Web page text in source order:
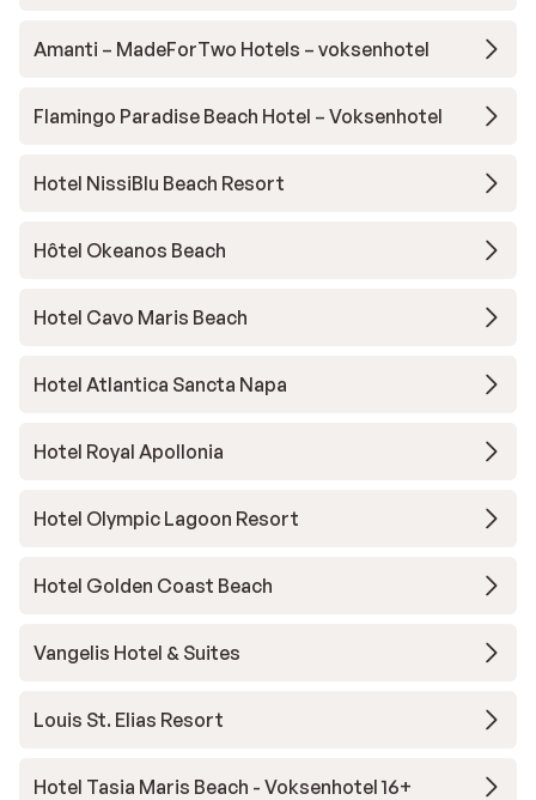
Amanti – MadeForTwo Hotels – voksenhotel
Flamingo Paradise Beach Hotel – Voksenhotel
Hotel NissiBlu Beach Resort
Hôtel Okeanos Beach
Hotel Cavo Maris Beach
Hotel Atlantica Sancta Napa
Hotel Royal Apollonia
Hotel Olympic Lagoon Resort
Hotel Golden Coast Beach
Vangelis Hotel & Suites
Louis St. Elias Resort
Hotel Tasia Maris Beach - Voksenhotel 16+